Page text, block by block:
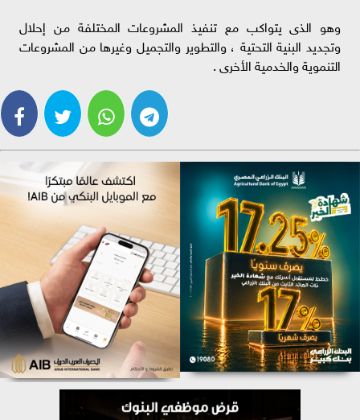
وهو الذى يتواكب مع تنفيذ المشروعات المختلفة من إحلال
وتجديد البنية التحتية ، والتطوير والتجميل وغيرها من المشروعات
التنموية والخدمية الأخرى .